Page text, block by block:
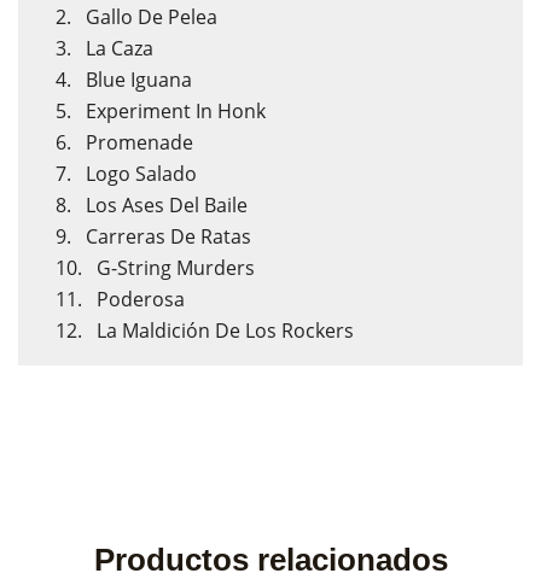
2.
Gallo De Pelea
3.
La Caza
4.
Blue Iguana
5.
Experiment In Honk
6.
Promenade
7.
Logo Salado
8.
Los Ases Del Baile
9.
Carreras De Ratas
10.
G-String Murders
11.
Poderosa
12.
La Maldición De Los Rockers
Productos relacionados